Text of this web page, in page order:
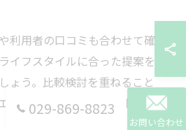
利用者の口コミも合わせて確認
イフスタイルに合った提案をし
ょう。比較検討を重ねること
クステリアを実現できます。
029-869-8823
お問い合わせ